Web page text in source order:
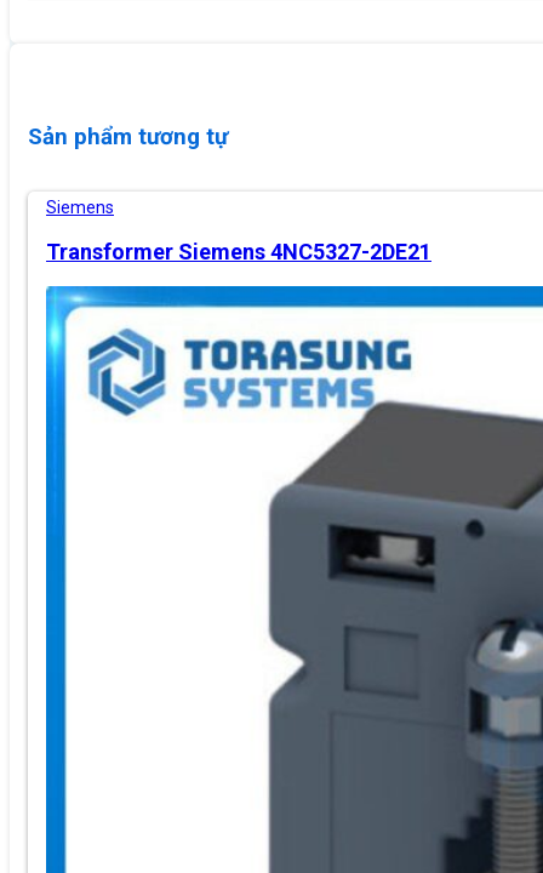
Sản phẩm tương tự
Siemens
Transformer Siemens 4NC5327-2DE21